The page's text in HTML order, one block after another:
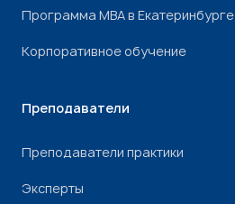
Программа МВА в Екатеринбурге
Корпоративное обучение
Преподаватели
Преподаватели практики
Эксперты